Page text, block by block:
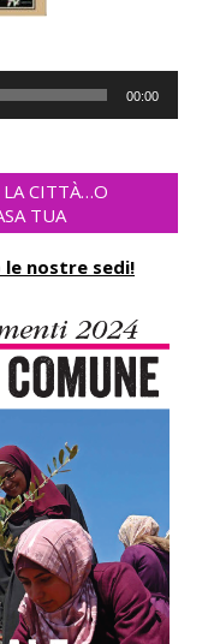
00:00
CITTÀ…O
TUA
le nostre sedi!